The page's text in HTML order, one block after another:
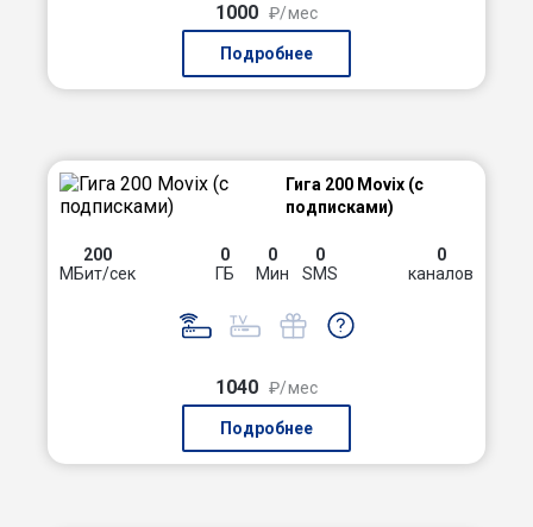
1000 ₽/мес
Подробнее
Гига 200 Movix (с
подписками)
200
МБит/сек
0
ГБ
0
Мин
0
SMS
0
каналов
1040 ₽/мес
Подробнее